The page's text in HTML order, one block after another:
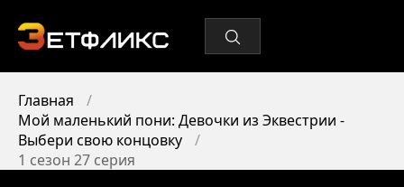
Главная
Мой маленький пони: Девочки из Эквестрии -
Выбери свою концовку
1 сезон 27 серия